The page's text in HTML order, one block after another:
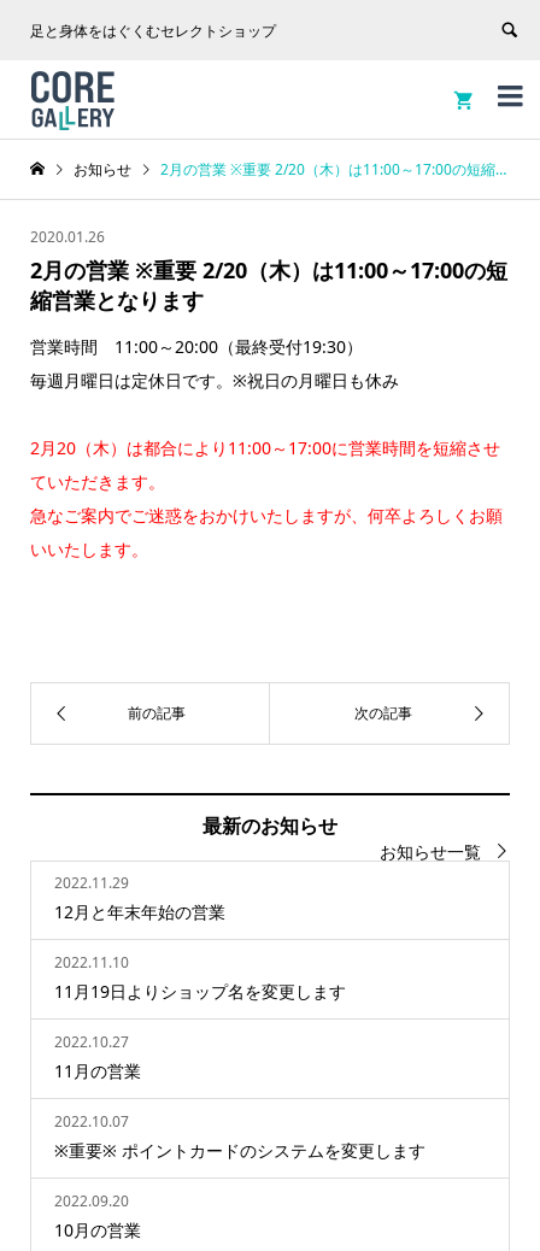
足と身体をはぐくむセレクトショップ


お知らせ 2月の営業 ※重要 2/20（木）は11:00～17:00の短縮営業となります
2020.01.26
2月の営業 ※重要 2/20（木）は11:00～17:00の短
縮営業となります
営業時間 11:00～20:00（最終受付19:30）
毎週月曜日は定休日です。※祝日の月曜日も休み
2月20（木）は都合により11:00～17:00に営業時間を短縮させ
ていただきます。
急なご案内でご迷惑をおかけいたしますが、何卒よろしくお願
いいたします。
最新のお知らせ
お知らせ一覧
2022.11.29
12月と年末年始の営業
2022.11.10
11月19日よりショップ名を変更します
2022.10.27
11月の営業
2022.10.07
※重要※ ポイントカードのシステムを変更します
2022.09.20
10月の営業